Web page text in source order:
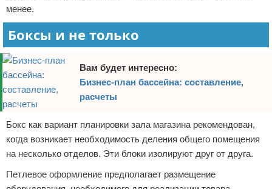
менее.
Боксы и не только
Вам будет интересно:
Бизнес-план бассейна: составление,
расчеты
Бокс как вариант планировки зала магазина рекомендован,
когда возникает необходимость деления общего помещения
на несколько отделов. Эти блоки изолируют друг от друга.
Петлевое оформление предполагает размещение